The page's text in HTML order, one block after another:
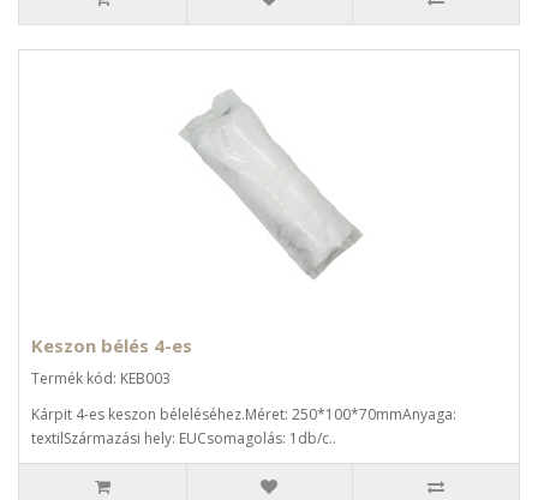
Keszon bélés 4-es
Termék kód: KEB003
Kárpit 4-es keszon béleléséhez.Méret: 250*100*70mmAnyaga:
textilSzármazási hely: EUCsomagolás: 1db/c..